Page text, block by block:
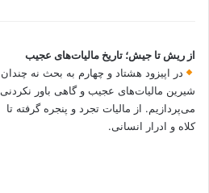
از ریش تا جیش؛ تاریخ مالیات‌های عجیب
در اپیزود هشتاد و چهارم به بحث نه چندان
شیرین مالیات‌های عجیب و گاهی باور نکردنی‌
می‌پردازیم. از مالیات تجرد و پنجره گرفته تا
کلاه و ادرار انسانی.